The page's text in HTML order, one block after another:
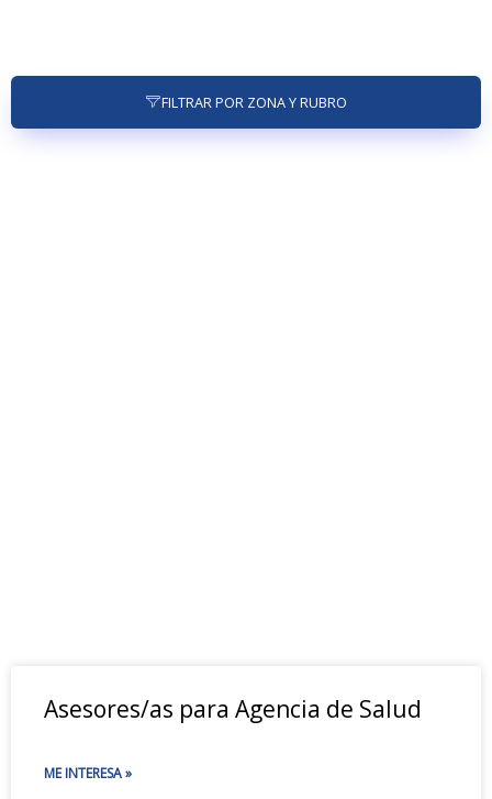
FILTRAR POR ZONA Y RUBRO
Asesores/as para Agencia de Salud
ME INTERESA »